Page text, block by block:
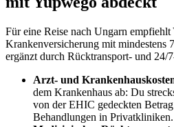
Für eine Reise nach Ungarn empfiehlt
Krankenversicherung mit mindestens
ergänzt durch Rücktransport- und 24/
Arzt- und
dem Krankenhaus ab: Du
von der EHIC gedeckten
Behandlungen in Privatkliniken.